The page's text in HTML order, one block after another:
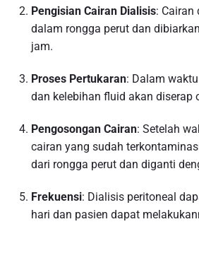
Pengisian Cairan Dialisis: Cairan
dalam rongga perut dan
jam.
Proses Pertukaran: Dalam
dan kelebihan fluid akan diserap
Pengosongan Cairan: Setelah
cairan yang sudah
dari rongga perut dan diganti
Frekuensi: Dialisis peritoneal
hari dan pasien dapat